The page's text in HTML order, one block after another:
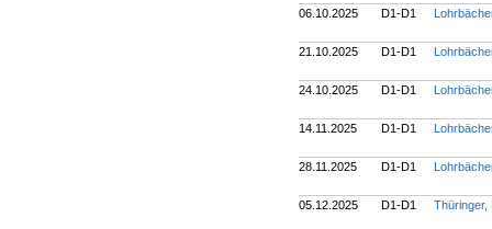
06.10.2025 D1-D1
21.10.2025 D1-D1
24.10.2025 D1-D1
14.11.2025 D1-D1
28.11.2025 D1-D1
05.12.2025 D1-D1